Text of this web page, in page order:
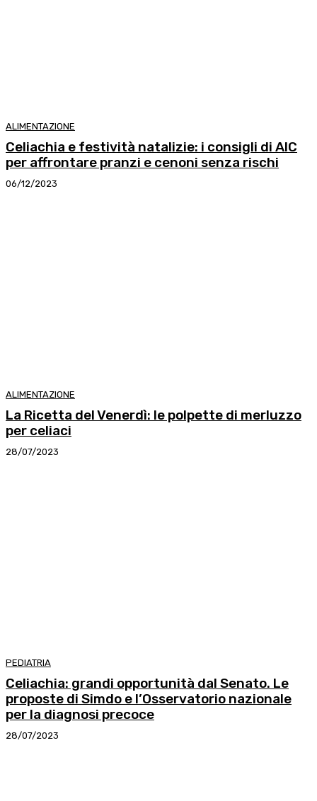
ALIMENTAZIONE
Celiachia e festività natalizie: i consigli di AIC
per affrontare pranzi e cenoni senza rischi
06/12/2023
ALIMENTAZIONE
La Ricetta del Venerdì: le polpette di merluzzo
per celiaci
28/07/2023
PEDIATRIA
Celiachia: grandi opportunità dal Senato. Le
proposte di Simdo e l’Osservatorio nazionale
per la diagnosi precoce
28/07/2023